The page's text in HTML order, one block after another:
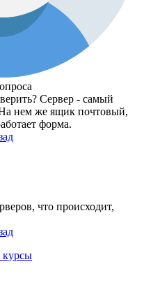
Сервер - самый
нем же ящик почтовый,
форма.
что происходит,
курсы